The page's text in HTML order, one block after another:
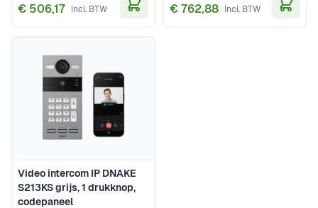
€ 506,17 € 762,88
Video intercom IP DNAKE
S213KS grijs, 1 drukknop,
codepaneel